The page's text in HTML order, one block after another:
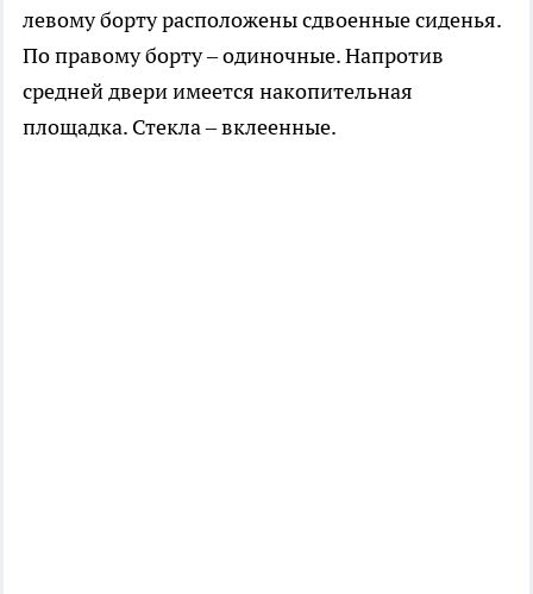
левому борту расположены сдвоенные сиденья.
По правому борту – одиночные. Напротив
средней двери имеется накопительная
площадка. Стекла – вклеенные.